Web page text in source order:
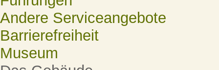
Andere Serviceangebote
Barrierefreiheit
Museum